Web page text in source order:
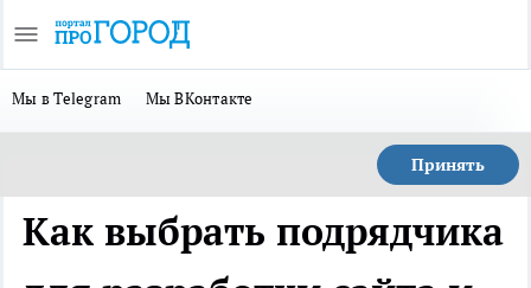
Мы в Telegram Мы ВКонтакте
Принять
Как выбрать подрядчика